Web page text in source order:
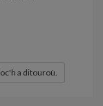
a ditouroù.